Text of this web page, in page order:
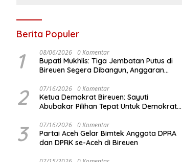
Berita Populer
1 08/06/2026 0 Komentar
Bupati Mukhlis: Tiga Jembatan Putus di
Bireuen Segera Dibangun, Anggaran
2 07/16/2026 0 Komentar
Ketua Demokrat Bireuen: Sayuti
Abubakar Pilihan Tepat Untuk Demokrat
3 07/16/2026 0 Komentar
Partai Aceh Gelar Bimtek Anggota DPRA
dan DPRK se-Aceh di Bireuen